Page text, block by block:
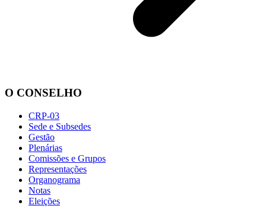
O CONSELHO
CRP-03
Sede e Subsedes
Gestão
Plenárias
Comissões e Grupos
Representações
Organograma
Notas
Eleições